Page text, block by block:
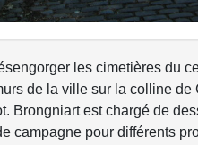
les cimetières du
de la ville sur la colline de
Brongniart est chargé de
campagne pour différents